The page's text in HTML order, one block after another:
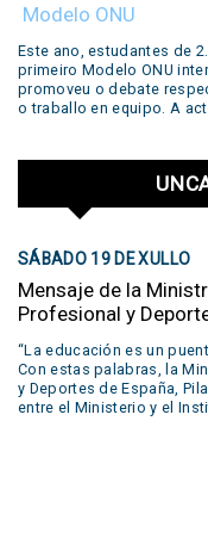
workshop with different
as Edgar Allan Poe,
Keats and Walt Whitman.
students during the year
performances of short
rooms, trailers and even
Modelo ONU
Este ano, estudantes de
primeiro Modelo ONU
promoveu o debate
o traballo en equipo. A
SÁBADO 19 DE XULLO
Mensaje de la
Profesional y
“La educación es un
Con estas palabras, la
y Deportes de España,
entre el Ministerio y el